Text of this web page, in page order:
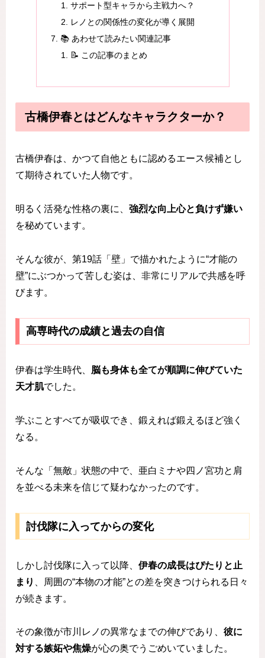
サポート型キャラから主戦力へ？
レノとの関係性の変化が導く展開
📚 あわせて読みたい関連記事
📝 この記事のまとめ
古橋伊春とはどんなキャラクターか？
古橋伊春は、かつて自他ともに認めるエース候補とし
て期待されていた人物です。
明るく活発な性格の裏に、 強烈な向上心と負けず嫌い
を秘めています。
そんな彼が、第19話「壁」で描かれたように“才能の
壁”にぶつかって苦しむ姿は、非常にリアルで共感を呼
びます。
高専時代の成績と過去の自信
伊春は学生時代、 脳も身体も全てが順調に伸びていた
天才肌でした。
学ぶことすべてが吸収でき、鍛えれば鍛えるほど強く
なる。
そんな「無敵」状態の中で、亜白ミナや四ノ宮功と肩
を並べる未来を信じて疑わなかったのです。
討伐隊に入ってからの変化
しかし討伐隊に入って以降、 伊春の成長はぴたりと止
まり
、周囲の“本物の才能”との差を突きつけられる日々
が続きます。
その象徴が市川レノの異常なまでの伸びであり、 彼に
対する嫉妬や焦燥が心の奥でうごめいていました。